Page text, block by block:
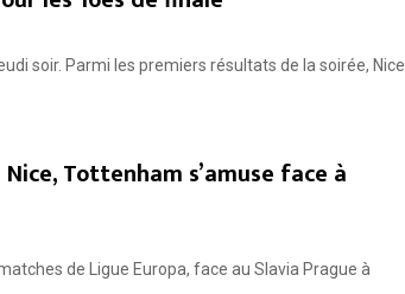
soir. Parmi les premiers résultats de la soirée, Nice
Tottenham s’amuse face à
de Ligue Europa, face au Slavia Prague à